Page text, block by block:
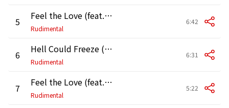
5 Feel the Love (feat. John Newman) (Rudimental VIP)
Rudimental
6:42
6 Hell Could Freeze (Skream Remix)
Rudimental
6:31
7 Feel the Love (feat. John Newman) [Cutline Remix]
Rudimental
5:22